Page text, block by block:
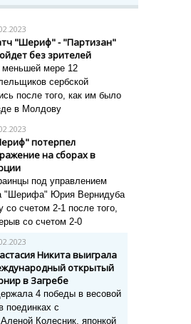
"Шериф" - "Партизан"
без зрителей
меньшей мере 12
сербской
после того, как им было
в Молдову
потерпел
на сборах в
под управлением
"Шерифа" Юрия Вернидуба
со счетом 2-1 после того,
со счетом 2-0
Никита выиграла
открытый
в Загребе
4 победы в весовой
поединках с
Колесник, японкой